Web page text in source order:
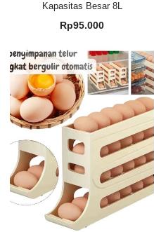
Kapasitas Besar 8L
Rp95.000